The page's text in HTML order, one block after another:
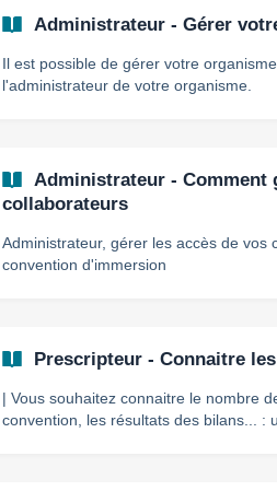
Administrateur - Gérer
Il est possible de gérer votre
l'administrateur de votre organisme.
Administrateur - Comment
collaborateurs
Administrateur, gérer les accès de
convention d'immersion
Prescripteur - Connaitre
| Vous souhaitez connaitre le nombre
convention, les résultats des bilans... : utilisez